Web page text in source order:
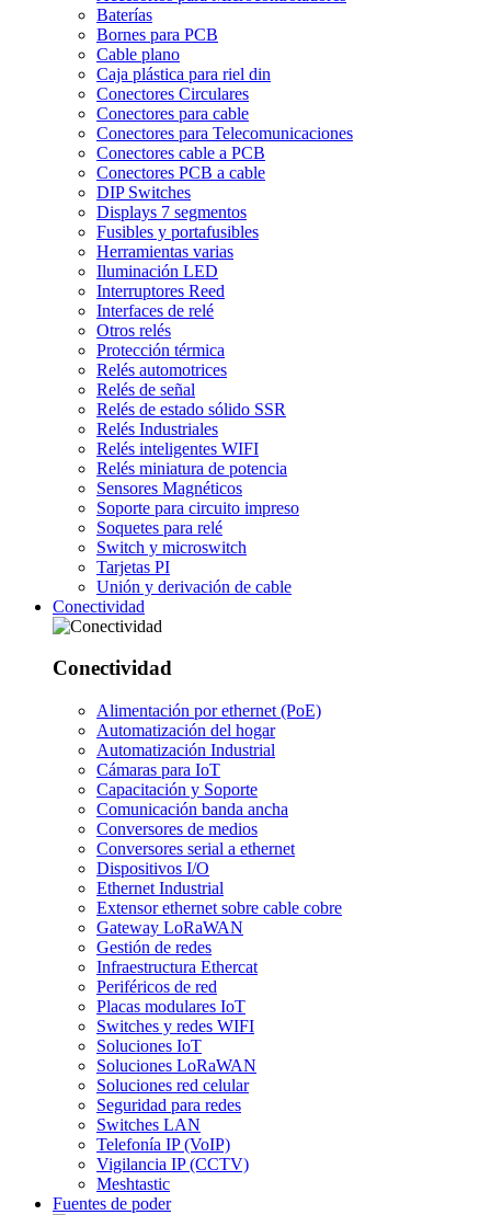
Baterías
Bornes para PCB
Cable plano
Caja plástica para riel din
Conectores Circulares
Conectores para cable
Conectores para Telecomunicaciones
Conectores cable a PCB
Conectores PCB a cable
DIP Switches
Displays 7 segmentos
Fusibles y portafusibles
Herramientas varias
Iluminación LED
Interruptores Reed
Interfaces de relé
Otros relés
Protección térmica
Relés automotrices
Relés de señal
Relés de estado sólido SSR
Relés Industriales
Relés inteligentes WIFI
Relés miniatura de potencia
Sensores Magnéticos
Soporte para circuito impreso
Soquetes para relé
Switch y microswitch
Tarjetas PI
Unión y derivación de cable
Conectividad
Conectividad
Alimentación por ethernet (PoE)
Automatización del hogar
Automatización Industrial
Cámaras para IoT
Capacitación y Soporte
Comunicación banda ancha
Conversores de medios
Conversores serial a ethernet
Dispositivos I/O
Ethernet Industrial
Extensor ethernet sobre cable cobre
Gateway LoRaWAN
Gestión de redes
Infraestructura Ethercat
Periféricos de red
Placas modulares IoT
Switches y redes WIFI
Soluciones IoT
Soluciones LoRaWAN
Soluciones red celular
Seguridad para redes
Switches LAN
Telefonía IP (VoIP)
Vigilancia IP (CCTV)
Meshtastic
Fuentes de poder